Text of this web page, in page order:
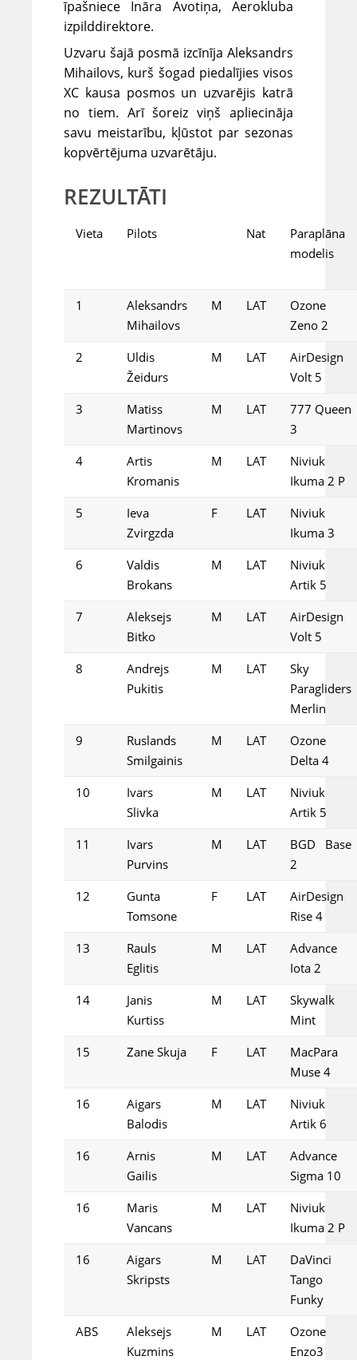
īpašniece Ināra Avotiņa, Aerokluba
izpilddirektore.
Uzvaru šajā posmā izcīnīja Aleksandrs
Mihailovs, kurš šogad piedalījies visos
XC kausa posmos un uzvarējis katrā
no tiem. Arī šoreiz viņš apliecināja
savu meistarību, kļūstot par sezonas
kopvērtējuma uzvarētāju.
REZULTĀTI
Vieta Pilots Nat
Paraplāna
modelis
1
Aleksandrs
Mihailovs
M LAT
Ozone
Zeno 2
2
Uldis
Žeidurs
M LAT
AirDesign
Volt 5
3
Matiss
Martinovs
M LAT
777 Queen
3
4
Artis
Kromanis
M LAT
Niviuk
Ikuma 2 P
5
Ieva
Zvirgzda
F LAT
Niviuk
Ikuma 3
6
Valdis
Brokans
M LAT
Niviuk
Artik 5
7
Aleksejs
Bitko
M LAT
AirDesign
Volt 5
8
Andrejs
Pukitis
M LAT
Sky
Paragliders
Merlin
9
Ruslands
Smilgainis
M LAT
Ozone
Delta 4
10
Ivars
Slivka
M LAT
Niviuk
Artik 5
11
Ivars
Purvins
M LAT
BGD Base
2
12
Gunta
Tomsone
F LAT
AirDesign
Rise 4
13
Rauls
Eglitis
M LAT
Advance
Iota 2
14
Janis
Kurtiss
M LAT
Skywalk
Mint
15
Zane Skuja F LAT
MacPara
Muse 4
16
Aigars
Balodis
M LAT
Niviuk
Artik 6
16
Arnis
Gailis
M LAT
Advance
Sigma 10
16
Maris
Vancans
M LAT
Niviuk
Ikuma 2 P
16
Aigars
Skripsts
M LAT
DaVinci
Tango
Funky
ABS
Aleksejs
Kuzmins
M LAT
Ozone
Enzo3